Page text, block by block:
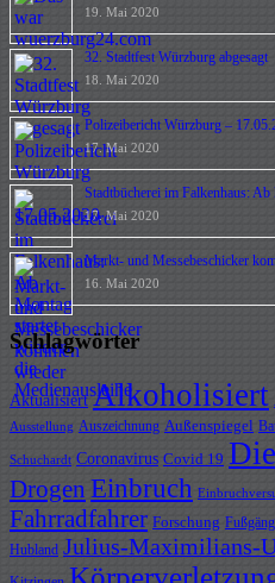
19. Mai 2020
32. Stadtfest Würzburg abgesagt
18. Mai 2020
Polizeibericht Würzburg –
17. Mai 2020
Stadtbücherei im Falkenhaus:
17. Mai 2020
Markt- und Messebeschicker
16. Mai 2020
Schlagwörter
Aktualisiert Alkoholisiert
Ausstellung Auszeichnung Außenspiegel
Schuchardt Coronavirus Covid 19
Drogen Einbruch
Fahrradfahrer Forschung
Hubland Julius-Maximilians-